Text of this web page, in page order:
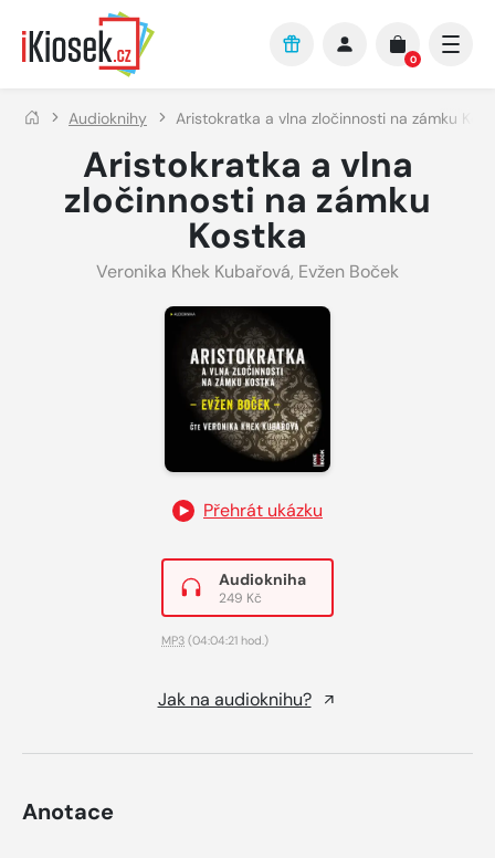
Přejít na hlavní obsah
0
Audioknihy Aristokratka a vlna zločinnosti na zámku
Aristokratka a vlna
zločinnosti na zámku
Kostka
Veronika Khek Kubařová, Evžen Boček
Přehrát ukázku
Audiokniha
249 Kč
MP3 (04:04:21 hod.)
Jak na audioknihu?
Anotace